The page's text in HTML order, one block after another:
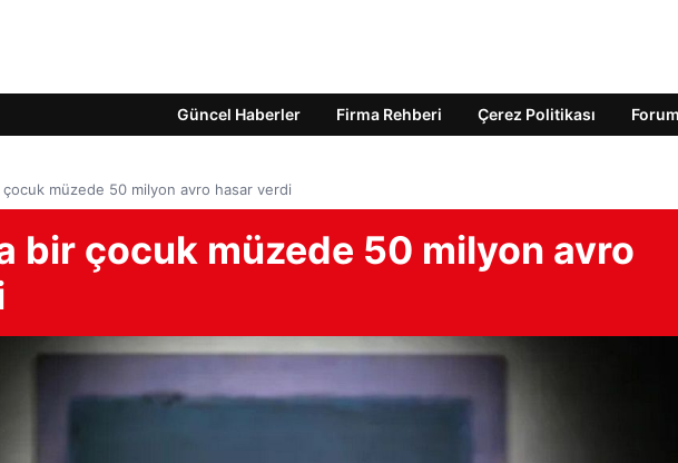
Güncel Haberler Firma Rehberi Çerez Politikası Forum
çocuk müzede 50 milyon avro hasar verdi
bir çocuk müzede 50 milyon avro